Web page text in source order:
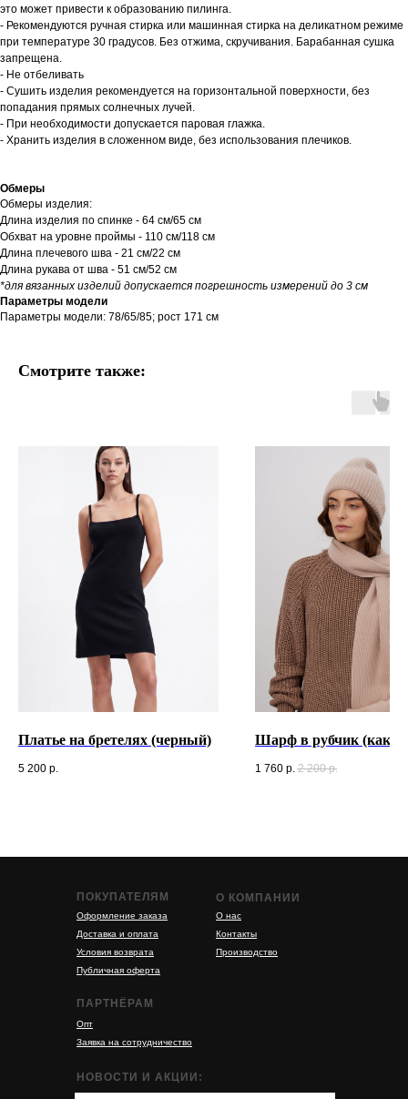
это может привести к образованию пилинга.
- Рекомендуются ручная стирка или машинная стирка на деликатном режиме
при температуре 30 градусов. Без отжима, скручивания. Барабанная сушка
запрещена.
- Не отбеливать
- Сушить изделия рекомендуется на горизонтальной поверхности, без
попадания прямых солнечных лучей.
- При необходимости допускается паровая глажка.
- Хранить изделия в сложенном виде, без использования плечиков.
Обмеры
Обмеры изделия:
Длина изделия по спинке - 64 см/65 см
Обхват на уровне проймы - 110 см/118 см
Длина плечевого шва - 21 см/22 см
Длина рукава от шва - 51 см/52 см
*для вязанных изделий допускается погрешность измерений до 3 см
Параметры модели
Параметры модели: 78/65/85; рост 171 см
Смотрите также:
Платье на бретелях (черный)
5 200 р.
Шарф в рубчик
1 760 р. 2 200 р.
О КОМПАНИИ
О нас
Контакты
Производство
ПОКУПАТЕЛЯМ
Оформление заказа
Доставка и оплата
Условия возврата
Публичная оферта
ПАРТНЁРАМ
Опт
Заявка на сотрудничество
НОВОСТИ И АКЦИИ: